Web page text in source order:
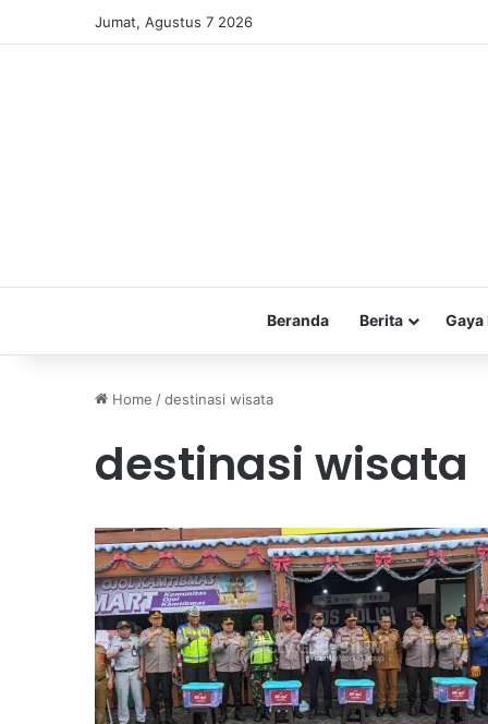
Jumat, Agustus 7 2026
Beranda Berita Gaya
Home /destinasi wisata
destinasi wisata